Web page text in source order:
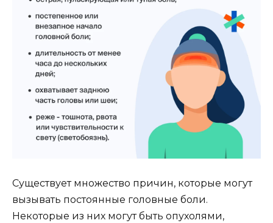
Существует множество причин, которые могут
вызывать постоянные головные боли.
Некоторые из них могут быть опухолями,